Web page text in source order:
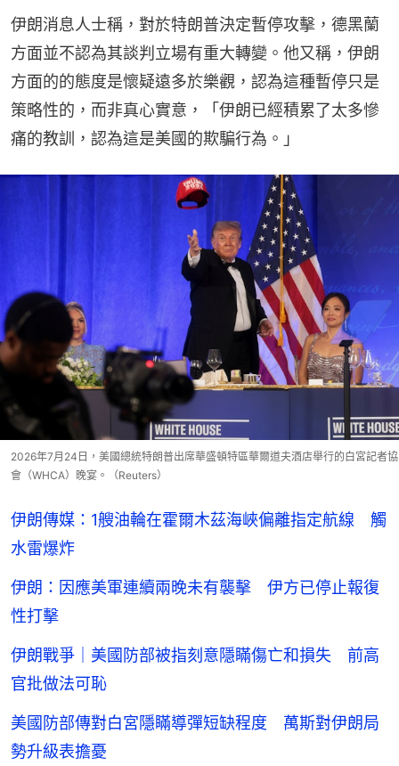
伊朗消息人士稱，對於特朗普決定暫停攻擊，德黑蘭
方面並不認為其談判立場有重大轉變。他又稱，伊朗
方面的的態度是懷疑遠多於樂觀，認為這種暫停只是
策略性的，而非真心實意，「伊朗已經積累了太多慘
痛的教訓，認為這是美國的欺騙行為。」
2026年7月24日，美國總統特朗普出席華盛頓特區華爾道夫酒店舉行的白宮記者協
會（WHCA）晚宴。（Reuters）
伊朗傳媒：1艘油輪在霍爾木茲海峽偏離指定航線 觸
水雷爆炸
伊朗：因應美軍連續兩晚未有襲擊 伊方已停止報復
性打擊
伊朗戰爭｜美國防部被指刻意隱瞞傷亡和損失 前高
官批做法可恥
美國防部傳對白宮隱瞞導彈短缺程度 萬斯對伊朗局
勢升級表擔憂